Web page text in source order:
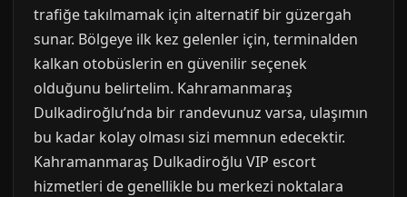
trafiğe takılmamak için alternatif bir güzergah
sunar. Bölgeye ilk kez gelenler için, terminalden
kalkan otobüslerin en güvenilir seçenek
olduğunu belirtelim. Kahramanmaraş
Dulkadiroğlu’nda bir randevunuz varsa, ulaşımın
bu kadar kolay olması sizi memnun edecektir.
Kahramanmaraş Dulkadiroğlu VIP escort
hizmetleri de genellikle bu merkezi noktalara